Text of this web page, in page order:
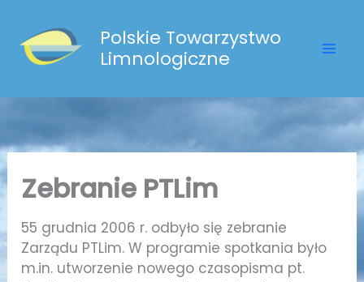
treści
Polskie Towarzystwo
Limnologiczne
Zebranie PTLim
55 grudnia 2006 r. odbyło się zebranie
Zarządu PTLim. W programie spotkania było
m.in. utworzenie nowego czasopisma pt.